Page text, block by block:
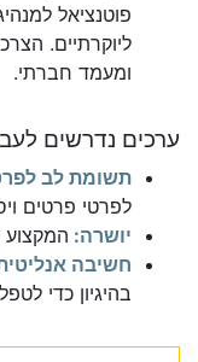
פוטנציאל
ליוקרתיים.
ומעמד חברתי.
ערכים נדרשים
תשומת לב
לפרטי פרטים
יושרה: המקצוע
חשיבה
בהיגיון כדי